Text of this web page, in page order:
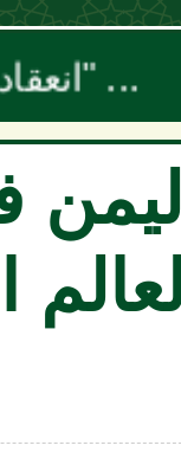
انعقاد مؤتمر علماء اليمن السنوي بعنوان "موقف علماء الأمة تجاه حرب الإبادة والتجويع في غزة ومخطط إسرائيل الكبرى"